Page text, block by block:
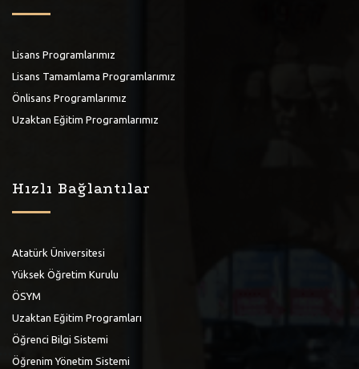
Lisans Programlarımız
Lisans Tamamlama Programlarımız
Önlisans Programlarımız
Uzaktan Eğitim Programlarımız
Hızlı Bağlantılar
Atatürk Üniversitesi
Yüksek Öğretim Kurulu
ÖSYM
Uzaktan Eğitim Programları
Öğrenci Bilgi Sistemi
Öğrenim Yönetim Sistemi